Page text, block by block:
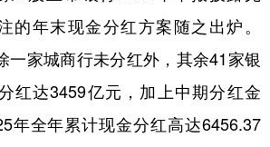
书画 健康 军事
中央文件 金融
的年末现金分红方案随之出炉。
一家城商行未分红外，其余41家银
红达3459亿元，加上中期分红金
年全年累计现金分红高达6456.37